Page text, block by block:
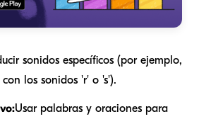
sonidos específicos (por ejemplo,
los sonidos 'r' o 's').
Usar palabras y oraciones para